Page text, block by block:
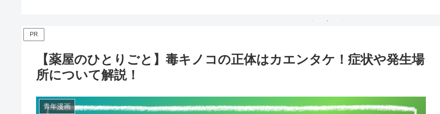
PR
【薬屋のひとりごと】毒キノコの正体はカエンタケ！症状や発生場
所について解説！
青年漫画